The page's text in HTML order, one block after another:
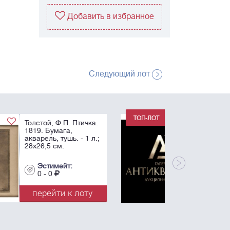
Добавить в избранное
Следующий лот
Лот снят.
перейти к лоту